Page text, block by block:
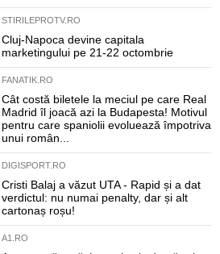
STIRILEPROTV.RO
Cluj-Napoca devine capitala
marketingului pe 21-22 octombrie
FANATIK.RO
Cât costă biletele la meciul pe care Real
Madrid îl joacă azi la Budapesta! Motivul
pentru care spaniolii evoluează împotriva
unui român...
DIGISPORT.RO
Cristi Balaj a văzut UTA - Rapid și a dat
verdictul: nu numai penalty, dar și alt
cartonaș roșu!
A1.RO